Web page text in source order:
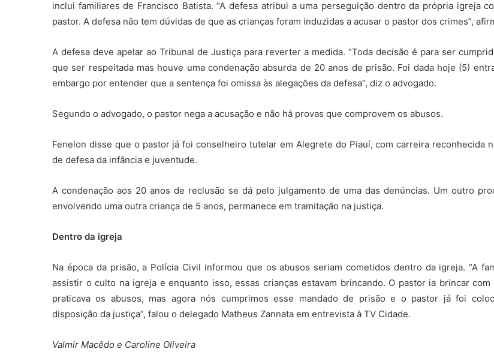
inclui familiares de Francisco Batista. “A defesa atribui a uma perseguição dentro da própria igreja
pastor. A defesa não tem dúvidas de que as crianças foram induzidas a acusar o pastor dos crimes”,
A defesa deve apelar ao Tribunal de Justiça para reverter a medida. “Toda decisão é para ser
que ser respeitada mas houve uma condenação absurda de 20 anos de prisão. Foi dada hoje (5)
embargo por entender que a sentença foi omissa às alegações da defesa”, diz o advogado.
Segundo o advogado, o pastor nega a acusação e não há provas que comprovem os abusos.
Fenelon disse que o pastor já foi conselheiro tutelar em Alegrete do Piauí, com carreira reconhecida
de defesa da infância e juventude.
A condenação aos 20 anos de reclusão se dá pelo julgamento de uma das denúncias. Um outro
envolvendo uma outra criança de 5 anos, permanece em tramitação na justiça.
Dentro da igreja
Na época da prisão, a Polícia Civil informou que os abusos seriam cometidos dentro da igreja. “A
assistir o culto na igreja e enquanto isso, essas crianças estavam brincando. O pastor ia brincar com
praticava os abusos, mas agora nós cumprimos esse mandado de prisão e o pastor já foi
disposição da justiça”, falou o delegado Matheus Zannata em entrevista à TV Cidade.
Valmir Macêdo e Caroline Oliveira